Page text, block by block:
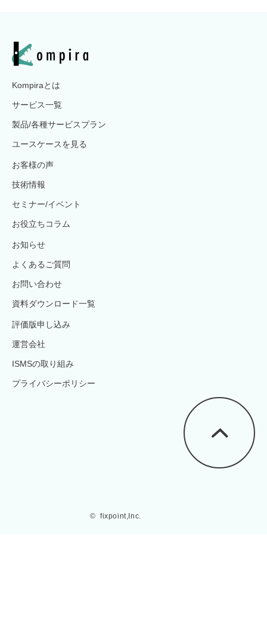
Kompiraとは
サービス一覧
製品/各種サービスプラン
ユースケースを見る
お客様の声
技術情報
セミナー/イベント
お役立ちコラム
お知らせ
よくあるご質問
お問い合わせ
資料ダウンロード一覧
評価版申し込み
運営会社
ISMSの取り組み
プライバシーポリシー
©  fixpoint,Inc.